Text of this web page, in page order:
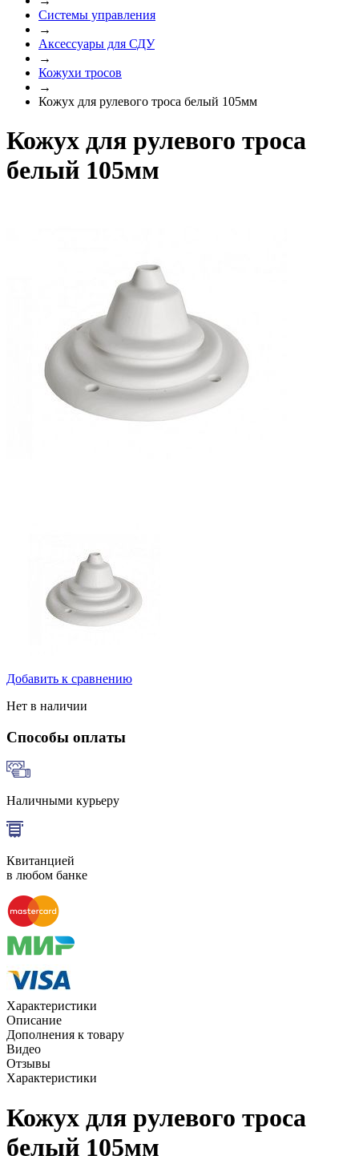
Системы управления
→
Аксессуары для СДУ
→
Кожухи тросов
→
Кожух для рулевого троса белый 105мм
Кожух для рулевого троса
белый 105мм
Добавить к сравнению
Нет в наличии
Способы оплаты
Наличными курьеру
Квитанцией
в любом банке
Характеристики
Описание
Дополнения к товару
Видео
Отзывы
Характеристики
Кожух для рулевого троса
белый 105мм